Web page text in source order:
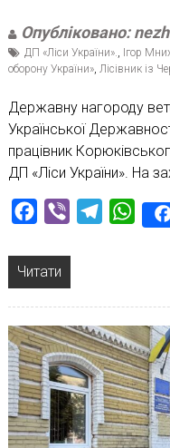
Опубліковано:
ДП «Ліси України».
Ігор
оборону України», Лісівник із
Державну нагороду
Української
працівник
ДП «Ліси України». На
Facebook
Viber Telegram
Читати